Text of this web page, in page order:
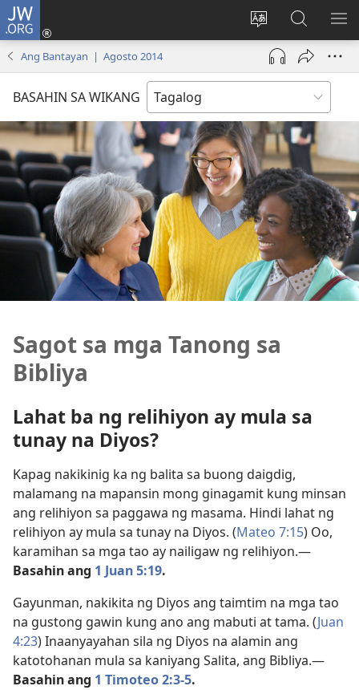
JW.ORG
Baguhin
ang
wika
ng
Mag-
log
bubukas
bagong
window)
sa
JW.ORG
Ang Bantayan | Agosto 2014
BASAHIN SA WIKANG
Sagot sa mga Tanong sa
Bibliya
Lahat ba ng relihiyon ay mula sa
tunay na Diyos?
Kapag nakikinig ka ng balita sa buong daigdig,
malamang na mapansin mong ginagamit kung minsan
ang relihiyon sa paggawa ng masama. Hindi lahat ng
relihiyon ay mula sa tunay na Diyos. (Mateo 7:15) Oo,
karamihan sa mga tao ay nailigaw ng relihiyon.​—
Basahin ang 1 Juan 5:19.
Gayunman, nakikita ng Diyos ang taimtim na mga tao
na gustong gawin kung ano ang mabuti at tama. (Juan
4:23) Inaanyayahan sila ng Diyos na alamin ang
katotohanan mula sa kaniyang Salita, ang Bibliya.​—
Basahin ang 1 Timoteo 2:3-5.